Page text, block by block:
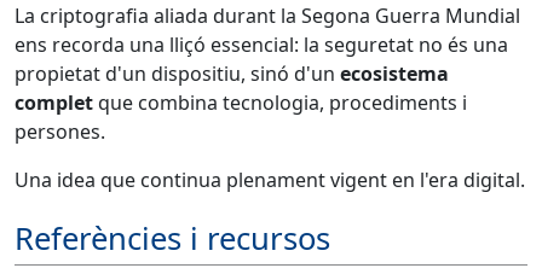
La criptografia aliada durant la Segona Guerra Mundial
ens recorda una lliçó essencial: la seguretat no és una
propietat d'un dispositiu, sinó d'un ecosistema
completque combina tecnologia, procediments i
persones.
Una idea que continua plenament vigent en l'era digital.
Referències i recursos